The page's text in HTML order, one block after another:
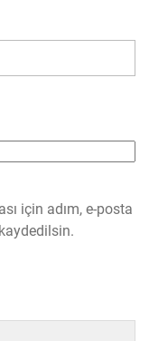
için adım, e-posta